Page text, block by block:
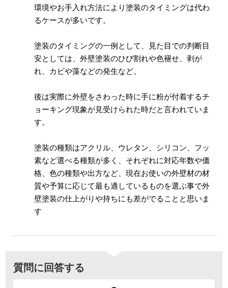
環境やお手入れ方法により塗装のタイミングは代わ
るケースが多いです。
塗装のタイミングの一例として、見た目での判断目
安としては、外壁塗装のひび割れや色褪せ、剥が
れ、カビや藻などの発生など。
後は実際に外壁をさわった時に手に粉が付着するチ
ョーキング現象が見受けられた時だと言われていま
す。
塗装の種類はアクリル、ウレタン、シリコン、フッ
素など選べる種類が多く、それぞれに対応年数や価
格、色の種類や出方など、現在お使いの外壁材の材
質や予算に応じて最も適しているものを選ぶ事で外
壁塗装の仕上がりや持ちにも差がでることと思いま
す
質問に回答する